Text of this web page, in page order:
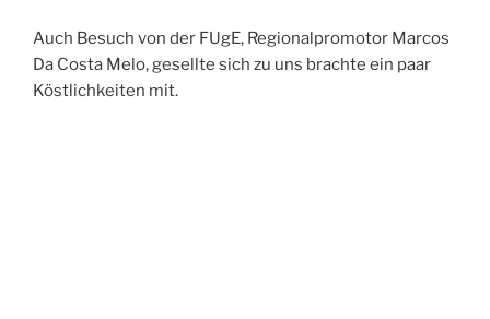
Auch Besuch von der FUgE, Regionalpromotor Marcos
Da Costa Melo, gesellte sich zu uns brachte ein paar
Köstlichkeiten mit.